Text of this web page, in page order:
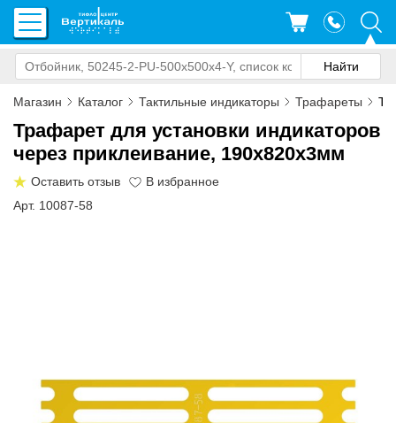
Магазин Каталог Тактильные индикаторы Трафареты
Трафарет для установки индикаторов
через приклеивание, 190x820x3мм
Оставить отзыв
Арт. 10087-58